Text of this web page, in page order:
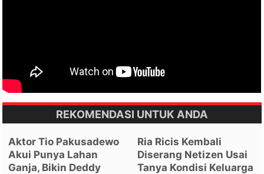
REKOMENDASI UNTUK ANDA
Aktor Tio Pakusadewo
Akui Punya Lahan
Ganja, Bikin Deddy
Ria Ricis Kembali
Diserang Netizen Usai
Tanya Kondisi Keluarga